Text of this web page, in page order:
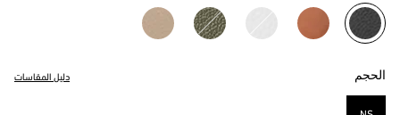
مختار
الحجم دليل المقاسات